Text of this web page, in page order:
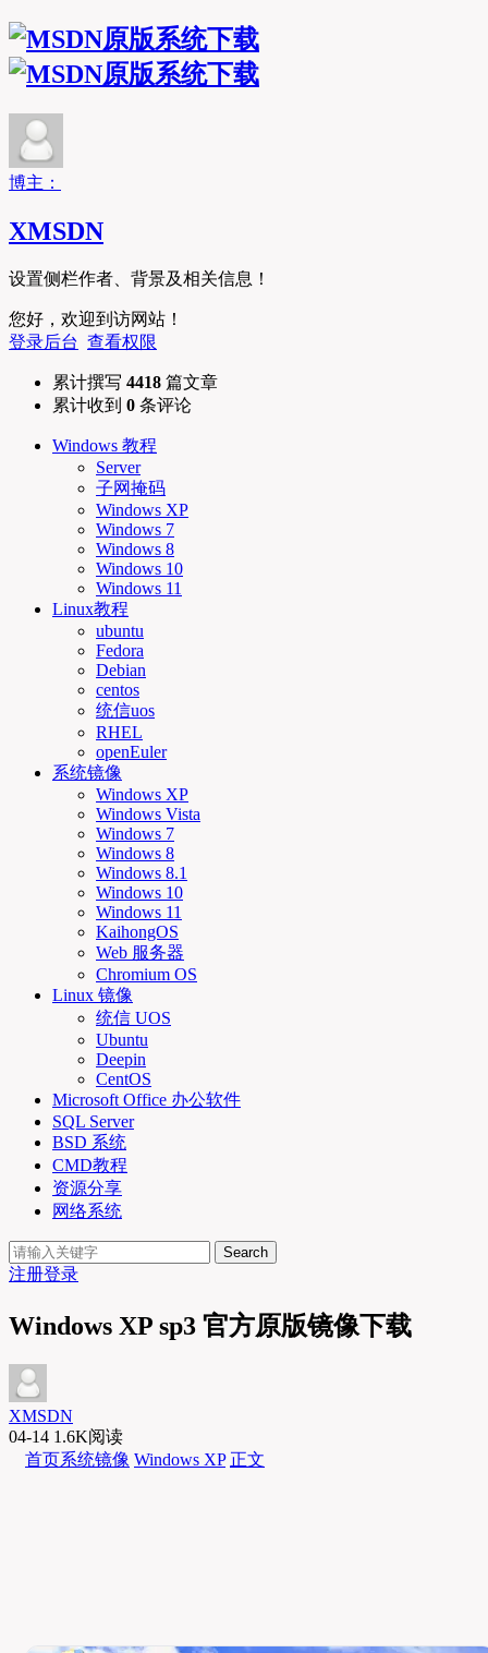
MSDN原版系统下
博主：
XMSDN
设置侧栏作者、背景及相关信息！
您好，欢迎到访网站！
登录后台 查看权限
累计撰写 4418 篇文章
累计收到 0 条评论
Windows 教程
Server
子网掩码
Windows XP
Windows 7
Windows 8
Windows 10
Windows 11
Linux教程
ubuntu
Fedora
Debian
centos
统信uos
RHEL
openEuler
系统镜像
Windows XP
Windows Vista
Windows 7
Windows 8
Windows 8.1
Windows 10
Windows 11
KaihongOS
Web 服务器
Chromium OS
Linux 镜像
统信 UOS
Ubuntu
Deepin
CentOS
Microsoft Office 办公软件
SQL Server
BSD 系统
CMD教程
资源分享
网络系统
Search
注册登录
Windows XP sp3 官方原版镜像下载
XMSDN
04-14 1.6K阅读
首页系统镜像 Windows XP 正文